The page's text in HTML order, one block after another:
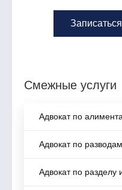
Смежные услуги
Адвокат по
Адвокат по разводам
Адвокат по разделу